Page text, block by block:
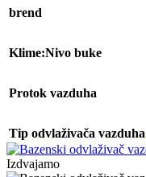
brend
Klime:Nivo buke
Protok vazduha
Tip odvlaživača vazduha
Izdvajamo